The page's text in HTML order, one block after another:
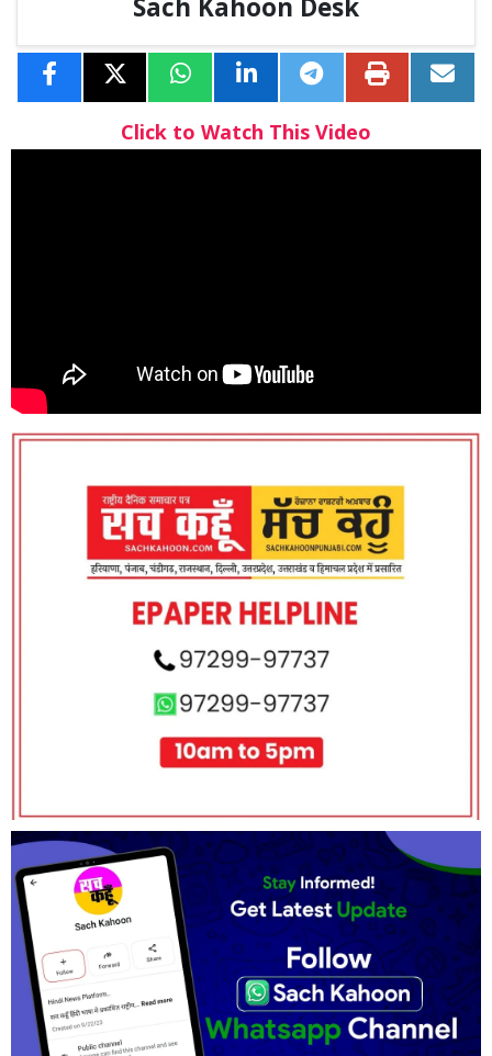
Sach Kahoon Desk
Click to Watch This Video